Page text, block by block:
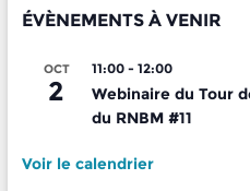
ÉVÈNEMENTS À VENIR
OCT
2
11:00- 12:00
Webinaire du Tour
du RNBM #11
Voir le calendrier